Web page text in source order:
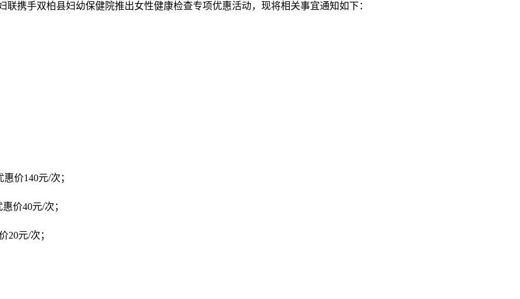
携手双柏县妇幼保健院推出女性健康检查专项优惠活动，现将相关事宜通知如下：
价140元/次；
价40元/次；
20元/次；